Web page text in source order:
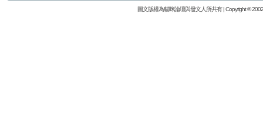
圖文版權為貓咪論壇與發文人所共有 | Copyright ©